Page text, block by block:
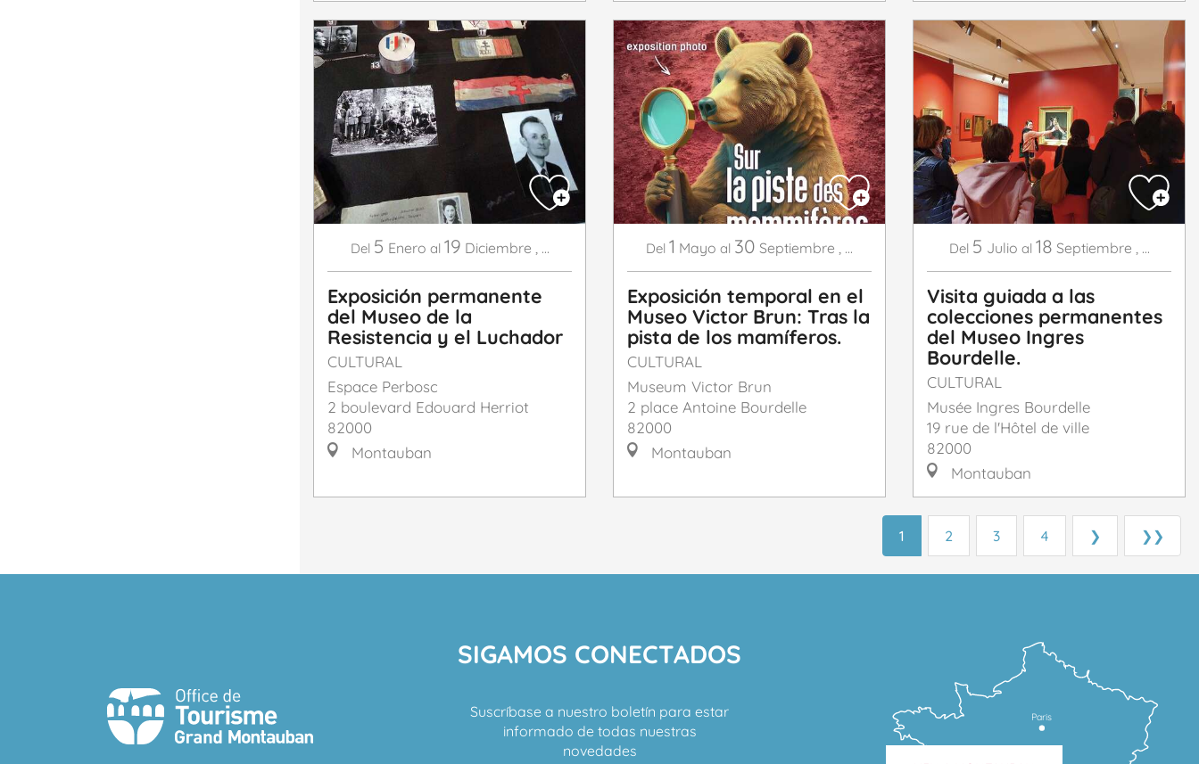
Del 5 Enero al 19 Diciembre ...
Exposición permanente
del Museo de la
Resistencia y el Luchador
CULTURAL
Espace Perbosc
2 boulevard Edouard Herriot
82000
Montauban
Del 1 Mayo al 30 Septiembre ...
Exposición temporal en el
Museo Victor Brun: Tras la
pista de los mamíferos.
CULTURAL
Museum Victor Brun
2 place Antoine Bourdelle
82000
Montauban
Del 5 Julio al 18 Septiembre ...
Visita guiada a las
colecciones permanentes
del Museo Ingres
Bourdelle.
CULTURAL
Musée Ingres Bourdelle
19 rue de l'Hôtel de ville
82000
Montauban
1 2 3 4 ❯ ❯❯
SIGAMOS CONECTADOS
Suscríbase a nuestro boletín para estar
informado de todas nuestras
novedades
Paris